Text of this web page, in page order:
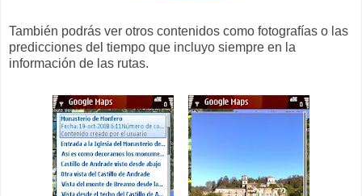
También podrás ver otros contenidos como fotografías o las
predicciones del tiempo que incluyo siempre en la
información de las rutas.